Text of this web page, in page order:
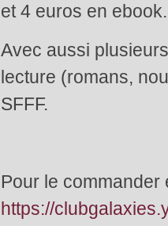
et 4 euros en ebook.
Avec aussi
lecture (romans,
SFFF.
Pour le
https://